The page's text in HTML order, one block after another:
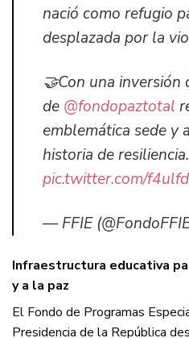
nació como refugio
desplazada por la
🤝Con una
de @fondopaztotal
emblemática sede y
historia de
pic.twitter.com/
— FFIE
Infraestructura educativa
y a la paz
El Fondo de Programas
Presidencia de la República